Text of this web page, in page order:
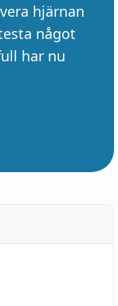
hjärnan
något
har nu